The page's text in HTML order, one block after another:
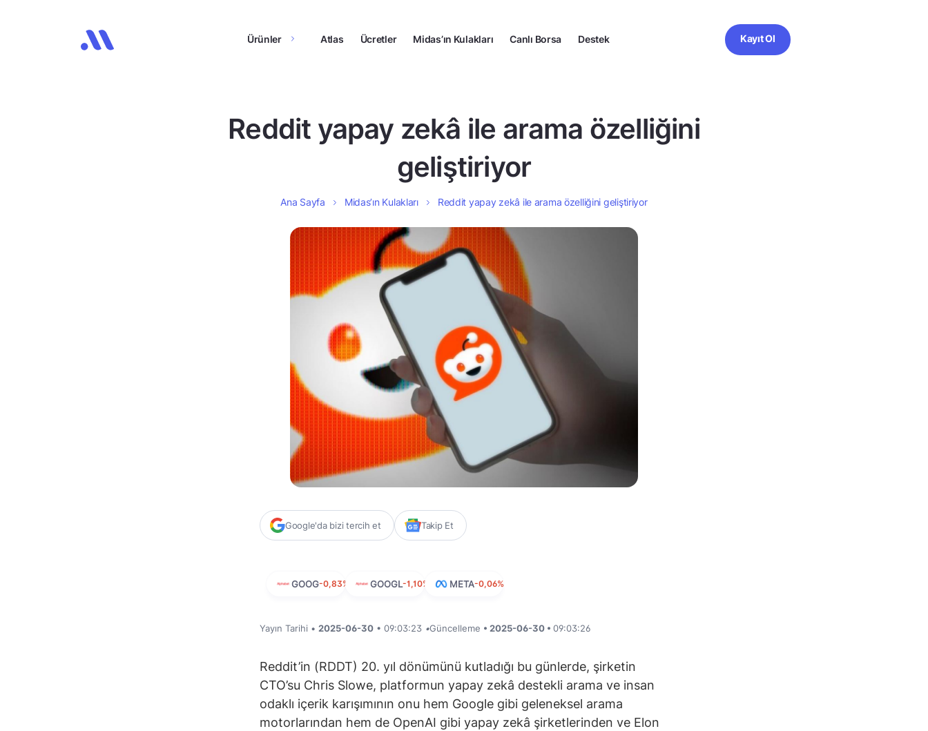
Ürünler Atlas Ücretler Midas’ın Kulakları Canlı Borsa Destek Kayıt Ol
Reddit yapay zekâ ile arama özelliğini
geliştiriyor
Ana Sayfa Midas’ın Kulakları Reddit yapay zekâ ile arama özelliğini geliştiriyor
Google'da bizi tercih et Takip Et
GOOG-0,83% GOOGL-1,10% META-0,06%
Yayın Tarihi • 2025-06-30 • 09:03:23 •Güncelleme • 2025-06-30 • 09:03:26
Reddit’in (RDDT) 20. yıl dönümünü kutladığı bu günlerde, şirketin
CTO’su Chris Slowe, platformun yapay zekâ destekli arama ve insan
odaklı içerik karışımının onu hem Google gibi geleneksel arama
motorlarından hem de OpenAI gibi yapay zekâ şirketlerinden ve Elon